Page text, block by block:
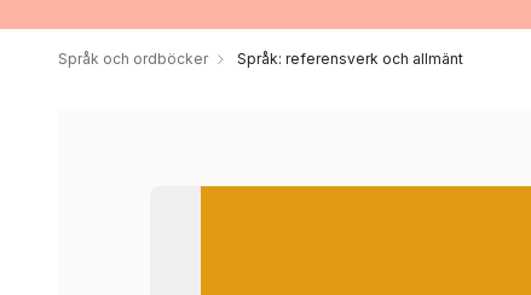
Språk och ordböcker Språk: referensverk och allmänt